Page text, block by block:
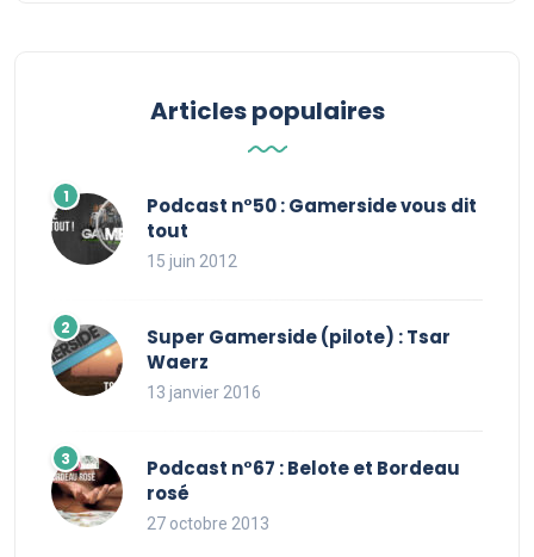
Articles populaires
Podcast n°50 : Gamerside vous dit
tout
15 juin 2012
Super Gamerside (pilote) : Tsar
Waerz
13 janvier 2016
Podcast n°67 : Belote et Bordeau
rosé
27 octobre 2013